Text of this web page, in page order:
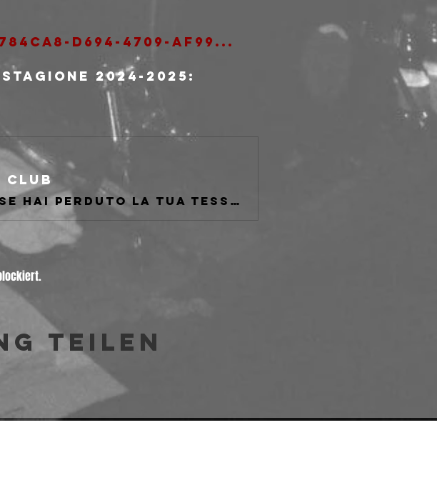
d694-4709-af99 ...
2024-2025:
Club
Se non sei tesserato AICS o se hai perduto la tua tessera fatta al Freakout Club passa da qui.
teilen